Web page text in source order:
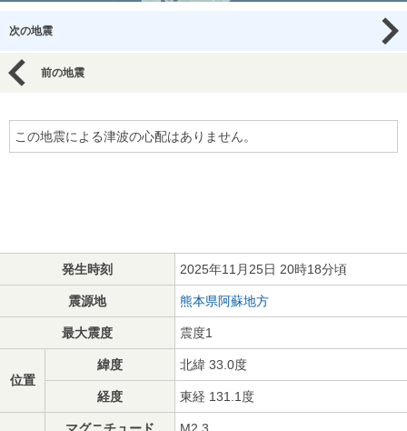
次の地震
前の地震
この地震による津波の心配はありません。
発生時刻 2025年11月25日 20時18分頃
震源地 熊本県阿蘇地方
最大震度 震度1
位置
緯度 北緯 33.0度
経度 東経 131.1度
マグニチュード M2.3